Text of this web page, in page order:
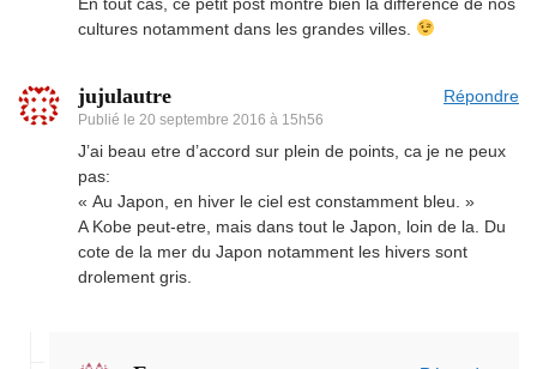
cultures notamment dans les grandes villes.
jujulautre
Publié le 20 septembre 2016 à 15h56
Répondre
J’ai beau etre d’accord sur plein de points, ca je ne peux
pas:
« Au Japon, en hiver le ciel est constamment bleu. »
A Kobe peut-etre, mais dans tout le Japon, loin de la. Du
cote de la mer du Japon notamment les hivers sont
drolement gris.